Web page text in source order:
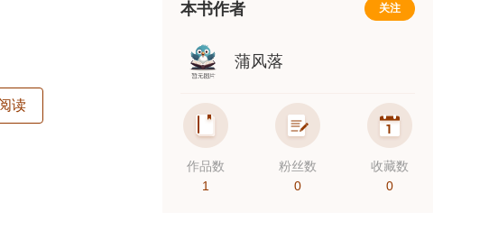
读
本书作者 关注
蒲风落
作品数
1
粉丝数
0
收藏数
0